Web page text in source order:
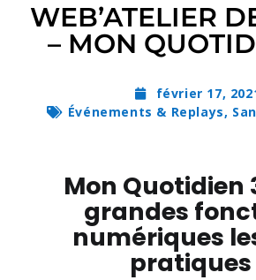
WEB’ATELIER
– MON
février 17,
Événements & Replays,
Mon Quotidien
grandes
numériques
pratiques